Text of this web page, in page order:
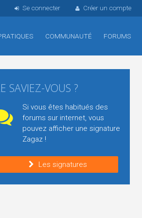
Se connecter Créer un compte
COMMUNAUTÉ FORUMS
SAVIEZ-VOUS ?
Si vous êtes habitués des
forums sur internet, vous
pouvez afficher une signature
Zagaz !
Les signatures